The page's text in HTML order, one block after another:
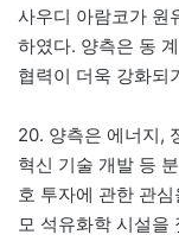
사우디 아람코가 원
하였다. 양측은 동
협력이 더욱 강화되
20. 양측은 에너지,
혁신 기술 개발 등
호 투자에 관한 관
모 석유화학 시설